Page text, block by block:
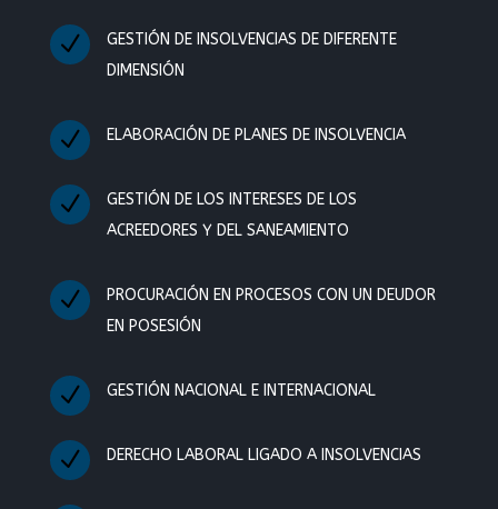
N
GESTIÓN DE INSOLVENCIAS DE DIFERENTE
DIMENSIÓN
N ELABORACIÓN DE PLANES DE INSOLVENCIA
N
GESTIÓN DE LOS INTERESES DE LOS
ACREEDORES Y DEL SANEAMIENTO
N
PROCURACIÓN EN PROCESOS CON UN DEUDOR
EN POSESIÓN
N GESTIÓN NACIONAL E INTERNACIONAL
N DERECHO LABORAL LIGADO A INSOLVENCIAS